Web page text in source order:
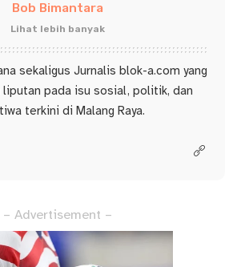
Bob Bimantara
Lihat lebih banyak
sekaligus Jurnalis blok-a.com yang
pada isu sosial, politik, dan
terkini di Malang Raya.
– Advertisement –